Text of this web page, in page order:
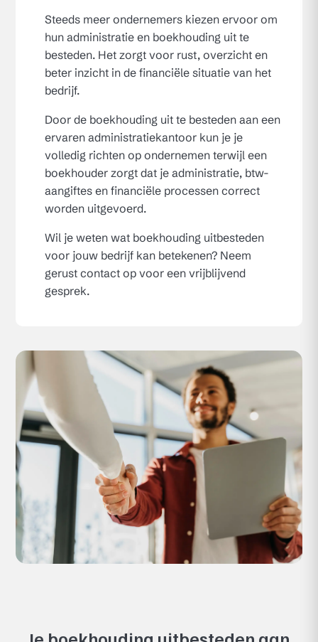
Steeds meer ondernemers kiezen ervoor om
hun administratie en boekhouding uit te
besteden. Het zorgt voor rust, overzicht en
beter inzicht in de financiële situatie van het
bedrijf.
Door de boekhouding uit te besteden aan een
ervaren administratiekantoor kun je je
volledig richten op ondernemen terwijl een
boekhouder zorgt dat je administratie, btw-
aangiftes en financiële processen correct
worden uitgevoerd.
Wil je weten wat boekhouding uitbesteden
voor jouw bedrijf kan betekenen? Neem
gerust contact op voor een vrijblijvend
gesprek.